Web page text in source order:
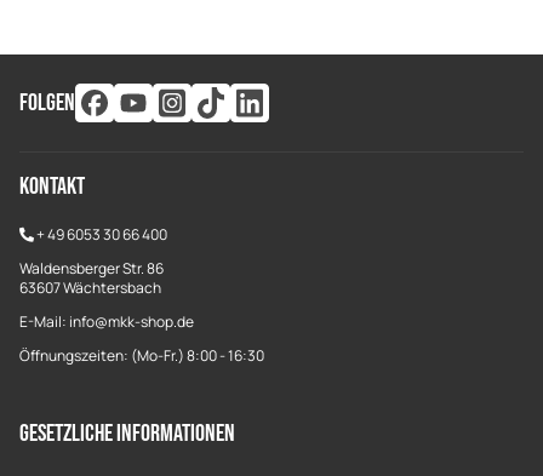
FOLGEN
Kontakt
+49 6053 30 66 400
Waldensberger Str. 86
63607 Wächtersbach
E-Mail: info@mkk-shop.de
Öffnungszeiten: (Mo-Fr.) 8:00 - 16:30
Gesetzliche Informationen